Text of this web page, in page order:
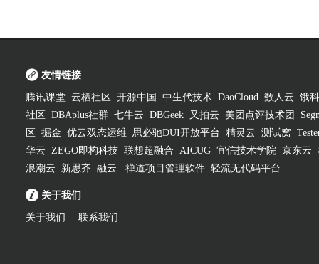
友情链接
腾讯课堂 云栖社区 开源中国 中生代技术 DaoCloud 数人云 饿
社区
DBAplus社群 七牛云 DBGeek 又拍云 美团点评技术团
区
掘金 优云双态运维 思必驰DUI开放平台 精灵云 测试窝
华云 ZEGO即构科技 联想超融合 AICUG 宜信技术学院 京东云
浪潮云
新思齐 融云 禅道项目管理软件 轻流无代码平台
关于我们
关于我们 联系我们